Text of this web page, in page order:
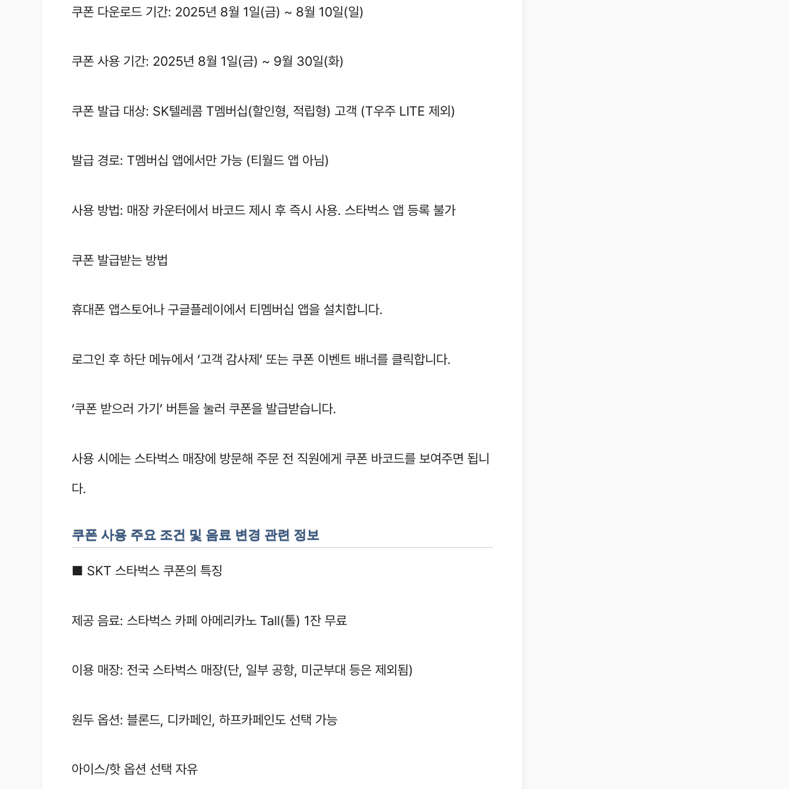
쿠폰 다운로드 기간: 2025년 8월 1일(금) ~ 8월 10일(일)
쿠폰 사용 기간: 2025년 8월 1일(금) ~ 9월 30일(화)
쿠폰 발급 대상: SK텔레콤 T멤버십(할인형, 적립형) 고객 (T우주 LITE 제외)
발급 경로: T멤버십 앱에서만 가능 (티월드 앱 아님)
사용 방법: 매장 카운터에서 바코드 제시 후 즉시 사용. 스타벅스 앱 등록 불가
쿠폰 발급받는 방법
휴대폰 앱스토어나 구글플레이에서 티멤버십 앱을 설치합니다.
로그인 후 하단 메뉴에서 ‘고객 감사제’ 또는 쿠폰 이벤트 배너를 클릭합니다.
‘쿠폰 받으러 가기’ 버튼을 눌러 쿠폰을 발급받습니다.
사용 시에는 스타벅스 매장에 방문해 주문 전 직원에게 쿠폰 바코드를 보여주면 됩니
다.
쿠폰 사용 주요 조건 및 음료 변경 관련 정보
■ SKT 스타벅스 쿠폰의 특징
제공 음료: 스타벅스 카페 아메리카노 Tall(톨) 1잔 무료
이용 매장: 전국 스타벅스 매장(단, 일부 공항, 미군부대 등은 제외됨)
원두 옵션: 블론드, 디카페인, 하프카페인도 선택 가능
아이스/핫 옵션 선택 자유